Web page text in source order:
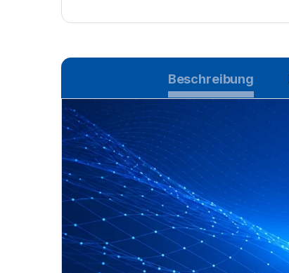
Beschreibung